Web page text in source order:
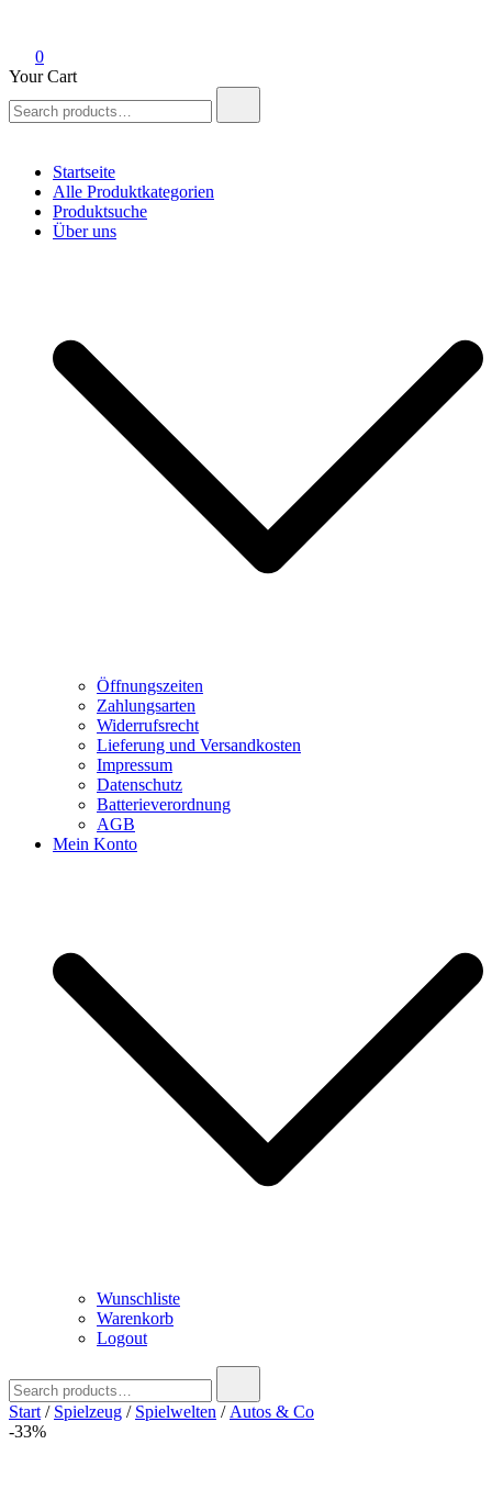
0
Your Cart
for:
Startseite
Alle Produktkategorien
Produktsuche
Über uns
Öffnungszeiten
Zahlungsarten
Widerrufsrecht
Lieferung und Versandkosten
Impressum
Datenschutz
Batterieverordnung
AGB
Mein Konto
Wunschliste
Warenkorb
Logout
for:
Start / Spielzeug / Spielwelten / Autos & Co
-33%